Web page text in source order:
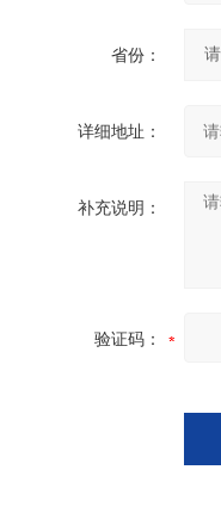
省份：
详细地址：
补充说明：
验证码：